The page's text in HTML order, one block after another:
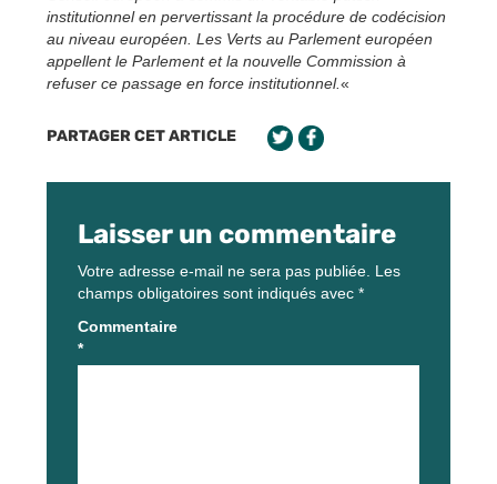
institutionnel en pervertissant la procédure de codécision
au niveau européen. Les Verts au Parlement européen
appellent le Parlement et la nouvelle Commission à
refuser ce passage en force institutionnel.«
PARTAGER CET ARTICLE
Laisser un commentaire
Votre adresse e-mail ne sera pas publiée. Les
champs obligatoires sont indiqués avec *
Commentaire
*